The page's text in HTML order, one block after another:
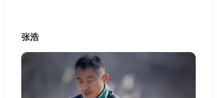
张浩